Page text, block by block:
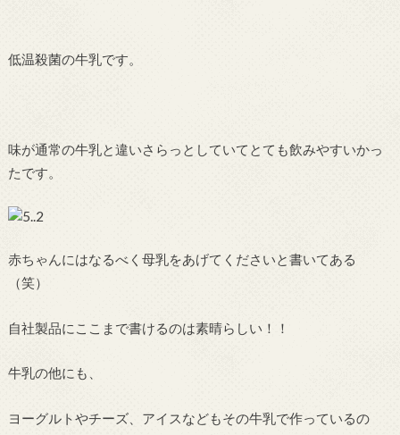
低温殺菌の牛乳です。
味が通常の牛乳と違いさらっとしていてとても飲みやすいかっ
たです。
赤ちゃんにはなるべく母乳をあげてくださいと書いてある
（笑）
自社製品にここまで書けるのは素晴らしい！！
牛乳の他にも、
ヨーグルトやチーズ、アイスなどもその牛乳で作っているの